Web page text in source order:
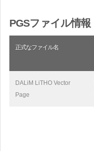
PGSファイル情報
正式なファイル名
DALiM LiTHO Vector
Page